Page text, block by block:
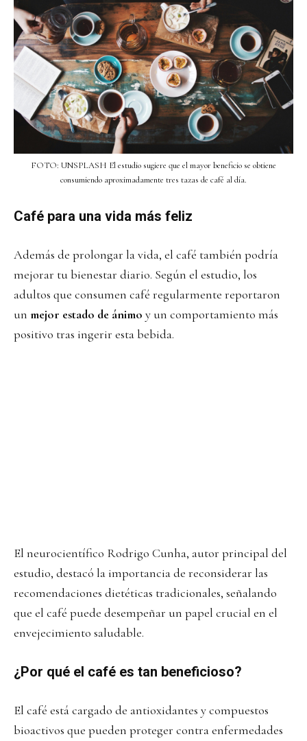
FOTO: UNSPLASH El estudio sugiere que el mayor beneficio se obtiene
consumiendo aproximadamente tres tazas de café al día.
Café para una vida más feliz
Además de prolongar la vida, el café también podría
mejorar tu bienestar diario. Según el estudio, los
adultos que consumen café regularmente reportaron
un mejor estado de ánimo y un comportamiento más
positivo tras ingerir esta bebida.
El neurocientífico Rodrigo Cunha, autor principal del
estudio, destacó la importancia de reconsiderar las
recomendaciones dietéticas tradicionales, señalando
que el café puede desempeñar un papel crucial en el
envejecimiento saludable.
¿Por qué el café es tan beneficioso?
El café está cargado de antioxidantes y compuestos
bioactivos que pueden proteger contra enfermedades